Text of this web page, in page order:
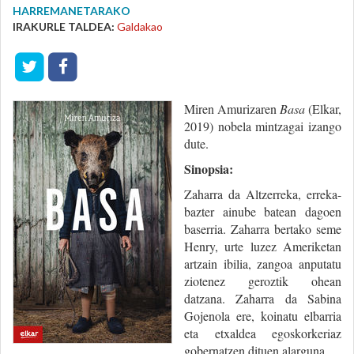
HARREMANETARAKO
IRAKURLE TALDEA: Galdakao
Miren Amurizaren Basa(Elkar,
2019) nobela mintzagai izango
dute.
Sinopsia:
Zaharra da Altzerreka, erreka-
bazter ainube batean dagoen
baserria. Zaharra bertako seme
Henry, urte luzez Ameriketan
artzain ibilia, zangoa anputatu
ziotenez geroztik ohean
datzana. Zaharra da Sabina
Gojenola ere, koinatu elbarria
eta etxaldea egoskorkeriaz
gobernatzen dituen alarguna.